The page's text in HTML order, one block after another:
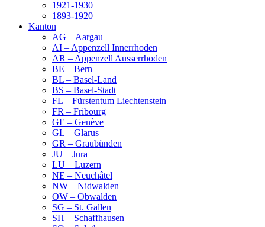
1921-1930
1893-1920
Kanton
AG – Aargau
AI – Appenzell Innerrhoden
AR – Appenzell Ausserrhoden
BE – Bern
BL – Basel-Land
BS – Basel-Stadt
FL – Fürstentum Liechtenstein
FR – Fribourg
GE – Genève
GL – Glarus
GR – Graubünden
JU – Jura
LU – Luzern
NE – Neuchâtel
NW – Nidwalden
OW – Obwalden
SG – St. Gallen
SH – Schaffhausen